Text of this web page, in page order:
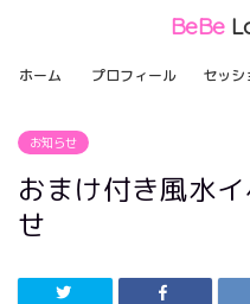
BeBe
ホーム プロフィール セッシ
お知らせ
おまけ付き風水
せ